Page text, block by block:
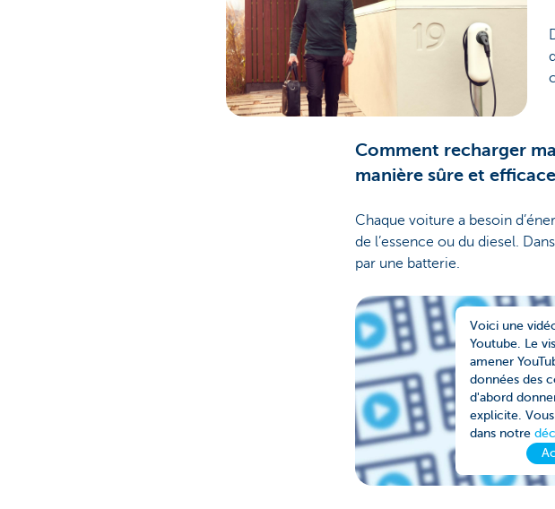
Comment recharger
manière sûre et
Chaque voiture a besoin
de l’essence ou du diesel.
par une batterie.
Voici une
Youtube. Le
amener
données des
d'abord
explicite.
dans notre